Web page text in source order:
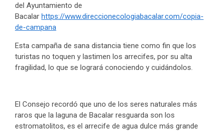
del Ayuntamiento de
Bacalar https://www.direccionecologiabacalar.com/copia-
de-campana
Esta campaña de sana distancia tiene como fin que los
turistas no toquen y lastimen los arrecifes, por su alta
fragilidad, lo que se logrará conociendo y cuidándolos.
El Consejo recordó que uno de los seres naturales más
raros que la laguna de Bacalar resguarda son los
estromatolitos, es el arrecife de agua dulce más grande